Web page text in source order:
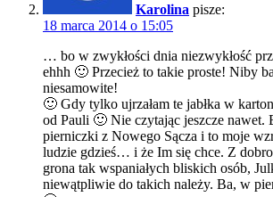
Karolina pisze:
18 marca 2014 o 15:05
… bo w zwykłości dnia niezwykłość
ehhh 🙂 Przecież to takie proste! Niby
niesamowite!
🙂 Gdy tylko ujrzałam te jabłka w
od Pauli 🙂 Nie czytając jeszcze nawet.
pierniczki z Nowego Sącza i to moje
ludzie gdzieś… i że Im się chce. Z
grona tak wspaniałych bliskich osób,
niewątpliwie do takich należy. Ba, w